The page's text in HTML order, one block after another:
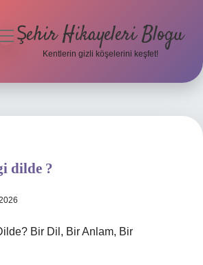
Şehir Hikayeleri Blogu
Kentlerin gizli köşelerini keşfet!
dilde ?
Bir Dil, Bir Anlam, Bir